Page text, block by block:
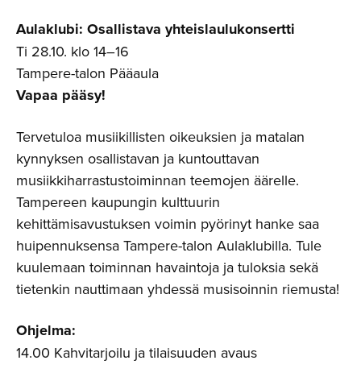
Aulaklubi: Osallistava yhteislaulukonsertti
Ti 28.10. klo 14–16
Tampere-talon Pääaula
Vapaa pääsy!
Tervetuloa musiikillisten oikeuksien ja matalan
kynnyksen osallistavan ja kuntouttavan
musiikkiharrastustoiminnan teemojen äärelle.
Tampereen kaupungin kulttuurin
kehittämisavustuksen voimin pyörinyt hanke saa
huipennuksensa Tampere-talon Aulaklubilla. Tule
kuulemaan toiminnan havaintoja ja tuloksia sekä
tietenkin nauttimaan yhdessä musisoinnin riemusta!
Ohjelma:
14.00 Kahvitarjoilu ja tilaisuuden avaus